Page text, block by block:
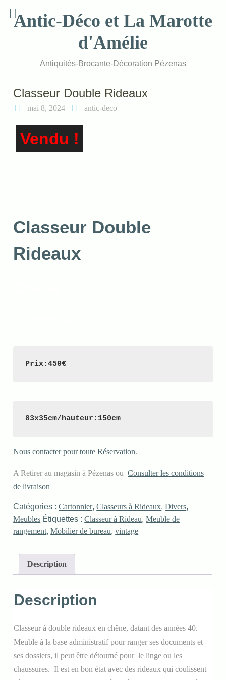
contentAntic-Déco et La Marotte
d'Amélie
Antiquités-Brocante-Décoration Pézenas
Classeur Double Rideaux
mai 8, 2024 antic-deco
Vendu !
Classeur Double
Rideaux
Prix:450€
83x35cm/hauteur:150cm
Nous contacter pour toute Réservation.
A Retirer au magasin à Pézenas ouConsulter les conditions
de livraison
Catégories :Cartonnier,Classeurs à Rideaux,Divers,
Meubles Étiquettes :Classeur à Rideau,Meuble de
rangement,Mobilier de bureau,vintage
Description
Description
Classeur à double rideaux en chêne, datant des années 40.
Meuble à la base administratif pour ranger ses documents et
ses dossiers, il peut être détourné pour le linge ou les
chaussures. Il est en bon état avec des rideaux qui coulissent